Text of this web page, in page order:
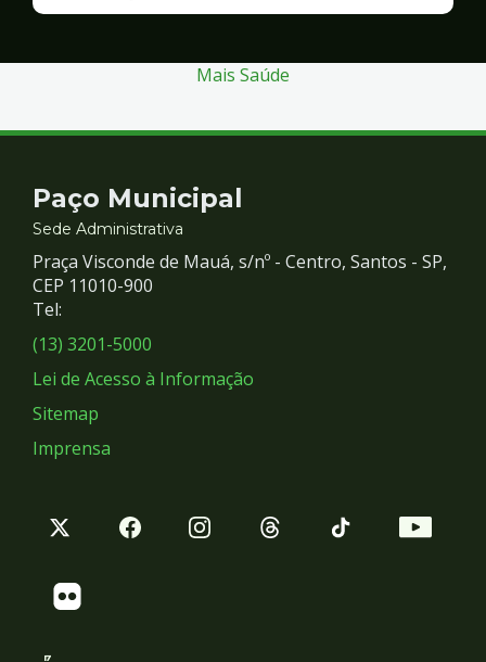
Mais Saúde
Contato
e
Redes
Sociais
Paço Municipal
Sede Administrativa
Praça Visconde de Mauá, s/nº - Centro, Santos - SP,
CEP 11010-900
Tel:
(13) 3201-5000
Lei de Acesso à Informação
Sitemap
Imprensa